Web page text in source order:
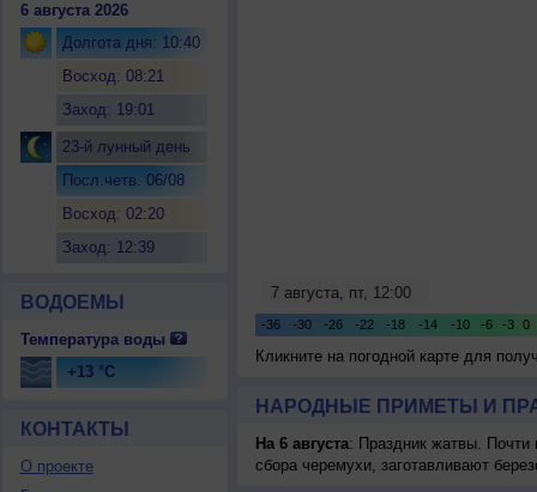
6 августа 2026
Долгота дня: 10:40
Восход: 08:21
Заход: 19:01
23-й лунный день
Посл.четв. 06/08
Восход: 02:20
Заход: 12:39
ВОДОЕМЫ
Температура воды
+13 °C
КОНТАКТЫ
О проекте
Кликните на погодной карте для
НАРОДНЫЕ ПРИМЕТЫ И
На 6 августа: Праздник жатвы. Почти
сбора черемухи, заготавливают